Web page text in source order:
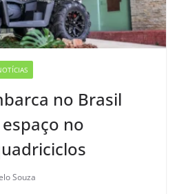
no Brasil
no
Souza